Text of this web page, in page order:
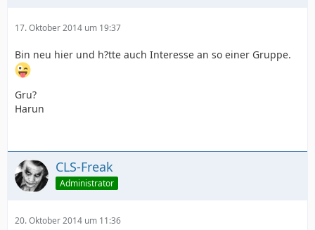
17. Oktober 2014 um 19:37
Bin neu hier und h?tte auch Interesse an so einer Gruppe.
Gru?
Harun
CLS-Freak
Administrator
20. Oktober 2014 um 11:36